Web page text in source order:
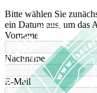
Bitte wählen Sie
ein Datum aus, um das
Vorname
Nachname
E-Mail